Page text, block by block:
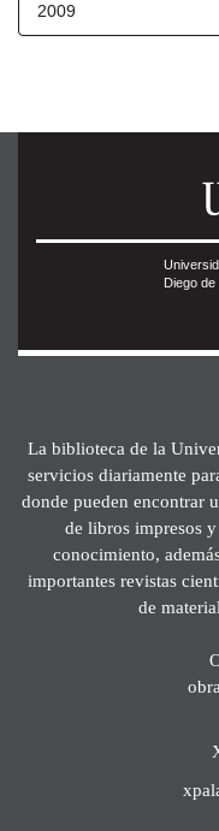
2009
Diego
La biblioteca de la
servicios diariamente
donde pueden encontrar
de libros impresos
conocimiento,
importantes revistas
de